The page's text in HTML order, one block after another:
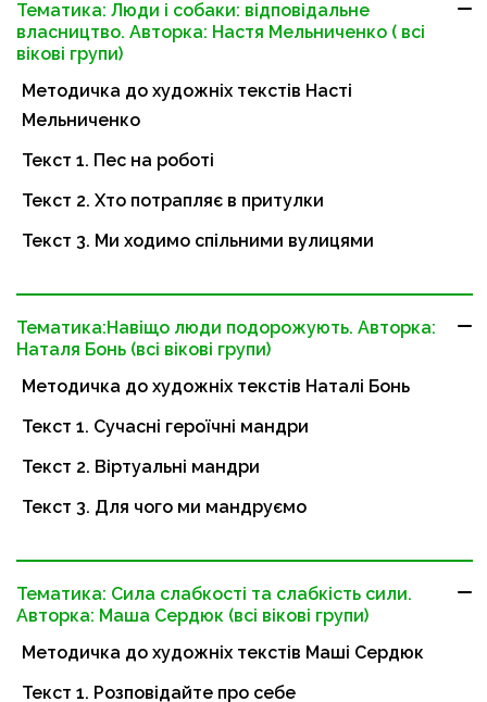
Тематика: Люди і собаки: відповідальне
власництво. Авторка: Настя Мельниченко ( всі
вікові групи)
Методичка до художніх текстів Насті
Мельниченко
Текст 1. Пес на роботі
Текст 2. Хто потрапляє в притулки
Текст 3. Ми ходимо спільними вулицями
Тематика:Навіщо люди подорожують. Авторка:
Наталя Бонь (всі вікові групи)
Методичка до художніх текстів Наталі Бонь
Текст 1. Сучасні героїчні мандри
Текст 2. Віртуальні мандри
Текст 3. Для чого ми мандруємо
Тематика: Сила слабкості та слабкість сили.
Авторка: Маша Сердюк (всі вікові групи)
Методичка до художніх текстів Маші Сердюк
Текст 1. Розповідайте про себе